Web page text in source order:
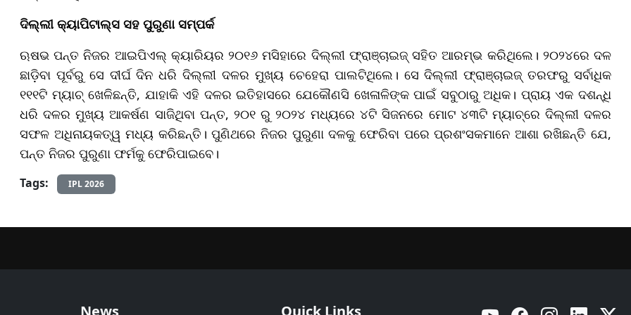
ଦିଲ୍ଲୀ କ୍ୟାପିଟାଲ୍ସ ସହ ପୁରୁଣା ସମ୍ପର୍କ
ଋଷଭ ପନ୍ତ ନିଜର ଆଇପିଏଲ୍ କ୍ୟାରିୟର ୨୦୧୬ ମସିହାରେ ଦିଲ୍ଲୀ ଫ୍ରାଞ୍ଚାଇଜ୍ ସହିତ ଆରମ୍ଭ କରିଥିଲେ। ୨୦୨୪ରେ ଦଳ
ଛାଡ଼ିବା ପୂର୍ବରୁ ସେ ଦୀର୍ଘ ଦିନ ଧରି ଦିଲ୍ଲୀ ଦଳର ମୁଖ୍ୟ ଚେହେରା ପାଲଟିଥିଲେ। ସେ ଦିଲ୍ଲୀ ଫ୍ରାଞ୍ଚାଇଜ୍ ତରଫରୁ ସର୍ବାଧିକ
୧୧୧ଟି ମ୍ୟାଚ୍ ଖେଳିଛନ୍ତି, ଯାହାକି ଏହି ଦଳର ଇତିହାସରେ ଯେକୌଣସି ଖେଳାଳିଙ୍କ ପାଇଁ ସବୁଠାରୁ ଅଧିକ। ପ୍ରାୟ ଏକ ଦଶନ୍ଧି
ଧରି ଦଳର ମୁଖ୍ୟ ଆକର୍ଷଣ ସାଜିଥିବା ପନ୍ତ, ୨୦୧ ରୁ ୨୦୨୪ ମଧ୍ୟରେ ୪ଟି ସିଜନରେ ମୋଟ ୪୩ଟି ମ୍ୟାଚ୍‌ରେ ଦିଲ୍ଲୀ ଦଳର
ସଫଳ ଅଧିନାୟକତ୍ୱ ମଧ୍ୟ କରିଛନ୍ତି। ପୁଣିଥରେ ନିଜର ପୁରୁଣା ଦଳକୁ ଫେରିବା ପରେ ପ୍ରଶଂସକମାନେ ଆଶା ରଖିଛନ୍ତି ଯେ,
ପନ୍ତ ନିଜର ପୁରୁଣା ଫର୍ମକୁ ଫେରିପାଇବେ।
Tags: IPL 2026
News Quick Links YouTube Facebook Instagram